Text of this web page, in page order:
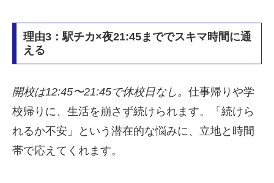
理由3：駅チカ×夜21:45まででスキマ時間に通
える
開校は12:45〜21:45で休校日なし。 仕事帰りや学
校帰りに、生活を崩さず続けられます。「続けら
れるか不安」という潜在的な悩みに、立地と時間
帯で応えてくれます。